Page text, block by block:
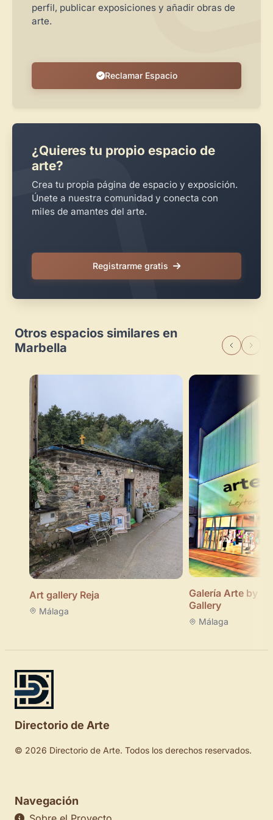
perfil, publicar exposiciones y añadir obras de
arte.
Reclamar Espacio
¿Quieres tu propio espacio de
arte?
Crea tu propia página de espacio y exposición.
Únete a nuestra comunidad y conecta con
miles de amantes del arte.
Registrarme gratis
Otros espacios similares en
Marbella
Art gallery Reja
Málaga
Galería Arte by
Gallery
Málaga
Directorio de Arte
© 2026 Directorio de Arte. Todos los derechos reservados.
Navegación
Crear cuenta y abrir mi Panel